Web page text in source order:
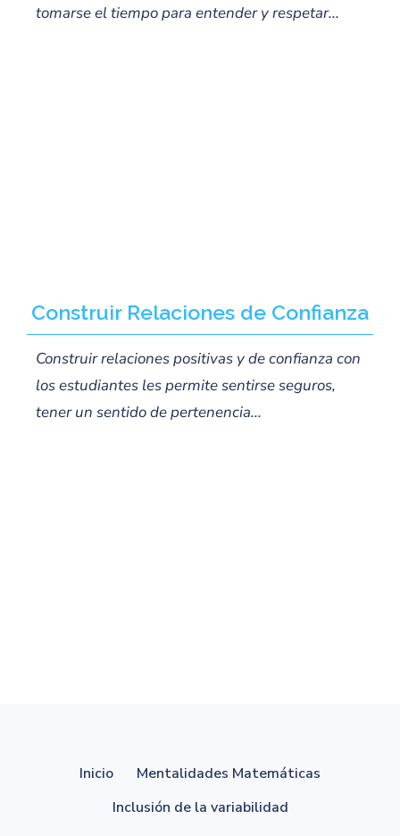
tomarse el tiempo para entender y respetar...
Construir Relaciones de Confianza
Construir relaciones positivas y de confianza con
los estudiantes les permite sentirse seguros,
tener un sentido de pertenencia...
Inicio
Mentalidades Matemáticas
Inclusión de la variabilidad